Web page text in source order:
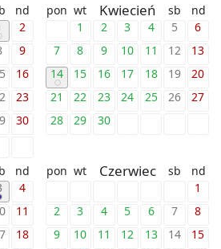
nd
2
9
16
23
30
pon wt Kwiecień sb
nd
1
2 3 4 5
6
7
8 9 10 11 12
13
14
15 16 17 18 19
20
21
22 23 24 25 26
27
28
29 30
nd
4
11
18
pon wt Czerwiec sb
nd
1
2
3 4 5 6 7
8
9
10 11 12 13 14
15